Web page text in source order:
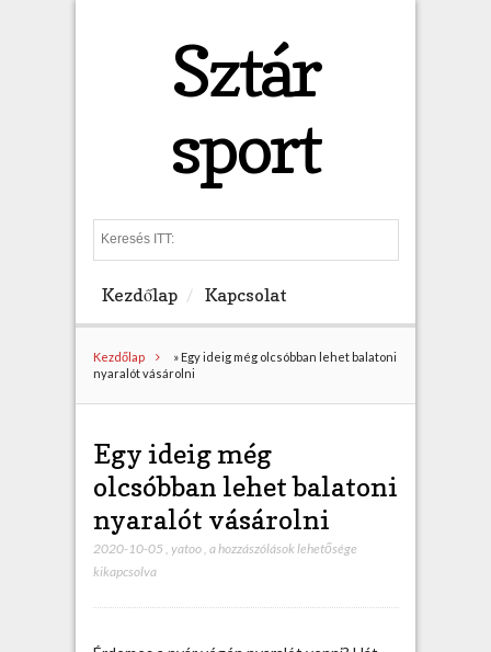
Sztár
sport
e
h
Kezdőlap Kapcsolat
Kezdőlap » Egy ideig még olcsóbban lehet balatoni
nyaralót vásárolni
Egy ideig még
olcsóbban lehet balatoni
nyaralót vásárolni
2020-10-05 yatoo, E
a hozzászólások lehetősége
kikapcsolva